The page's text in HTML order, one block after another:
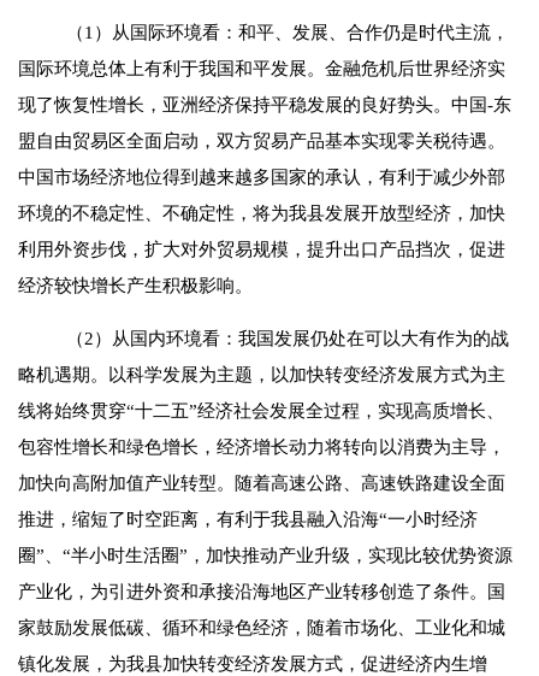
（1 ）从国际环境看：和平、发展、合作仍是时代主流，
国际环境总体上有利于我国和平发展。金融危机后世界经济实
现了恢复性增长，亚洲经济保持平稳发展的良好势头。中国-东
盟自由贸易区全面启动，双方贸易产品基本实现零关税待遇。
中国市场经济地位得到越来越多国家的承认，有利于减少外部
环境的不稳定性、不确定性，将为我县发展开放型经济，加快
利用外资步伐，扩大对外贸易规模，提升出口产品挡次，促进
经济较快增长产生积极影响。
（2）从国内环境看：我国发展仍处在可以大有作为的战
略机遇期。以科学发展为主题，以加快转变经济发展方式为主
线将始终贯穿“十二五”经济社会发展全过程，实现高质增长、
包容性增长和绿色增长，经济增长动力将转向以消费为主导，
加快向高附加值产业转型。随着高速公路、高速铁路建设全面
推进，缩短了时空距离，有利于我县融入沿海“一小时经济
圈”、“半小时生活圈”，加快推动产业升级，实现比较优势资源
产业化，为引进外资和承接沿海地区产业转移创造了条件。国
家鼓励发展低碳、循环和绿色经济，随着市场化、工业化和城
镇化发展，为我县加快转变经济发展方式，促进经济内生增